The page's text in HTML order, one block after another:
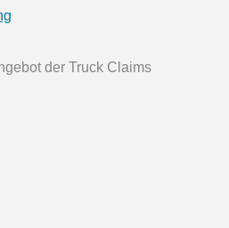
der Truck Claims